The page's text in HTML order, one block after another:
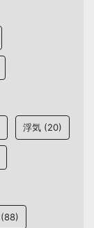
浮気 (20)
(88)